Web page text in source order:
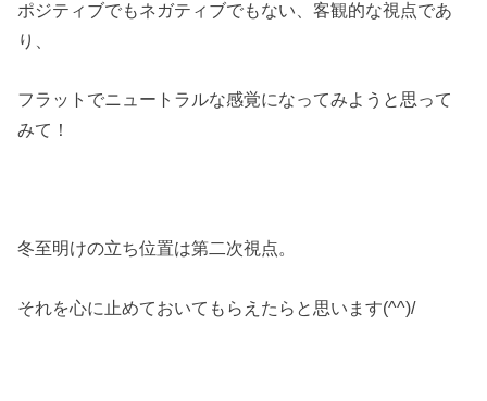
ポジティブでもネガティブでもない、客観的な視点であ
り、
フラットでニュートラルな感覚になってみようと思って
みて！
冬至明けの立ち位置は第二次視点。
それを心に止めておいてもらえたらと思います(^^)/